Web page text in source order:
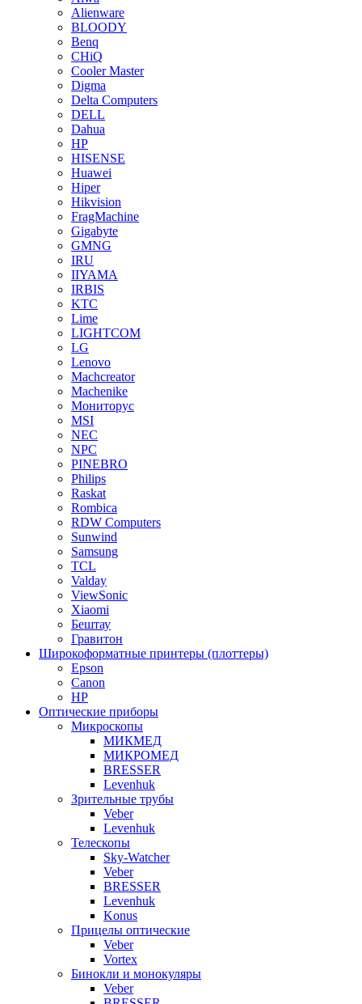
Alienware
BLOODY
Benq
CHiQ
Cooler Master
Digma
Delta Computers
DELL
Dahua
HP
HISENSE
Huawei
Hiper
Hikvision
FragMachine
Gigabyte
GMNG
IRU
IIYAMA
IRBIS
KTC
Lime
LIGHTCOM
LG
Lenovo
Machcreator
Machenike
Мониторус
MSI
NEC
NPC
PINEBRO
Philips
Raskat
Rombica
RDW Computers
Sunwind
Samsung
TCL
Valday
ViewSonic
Xiaomi
Бештау
Гравитон
Широкоформатные принтеры (плоттеры)
Epson
Canon
HP
Оптические приборы
Микроскопы
МИКМЕД
МИКРОМЕД
BRESSER
Levenhuk
Зрительные трубы
Veber
Levenhuk
Телескопы
Sky-Watcher
Veber
BRESSER
Levenhuk
Konus
Прицелы оптические
Veber
Vortex
Бинокли и монокуляры
Veber